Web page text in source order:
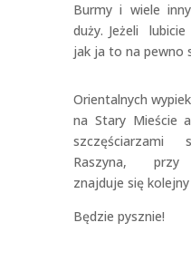
Burmy i wiele
duży. Jeżeli
jak ja to na pewno
Orientalnych
na Stary Mieście
Raszyna, przy
znajduje się kolejny
Będzie pysznie!